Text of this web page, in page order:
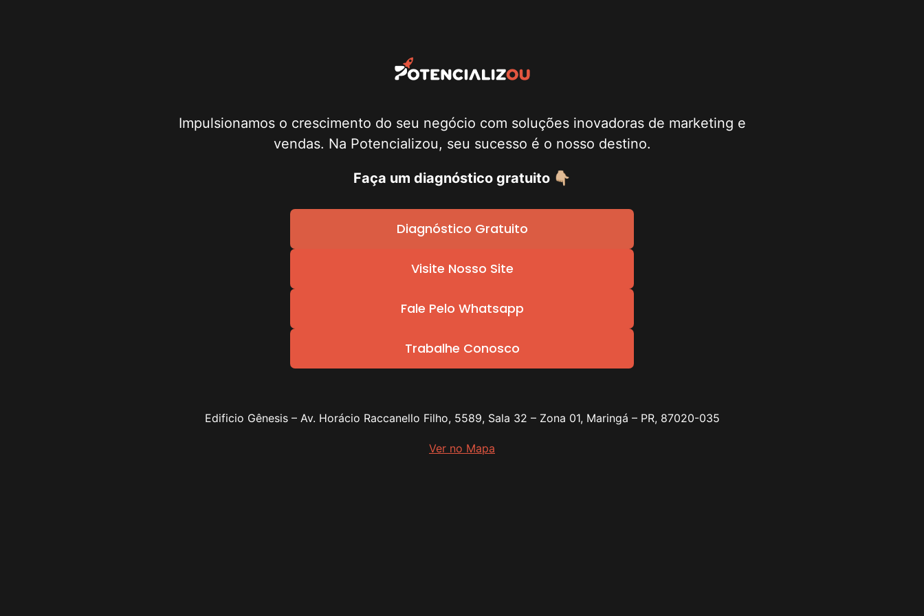
Impulsionamos o crescimento do seu negócio com soluções inovadoras de marketing e
vendas. Na Potencializou, seu sucesso é o nosso destino.
Faça um diagnóstico gratuito 👇🏼
Diagnóstico Gratuito
Visite Nosso Site
Fale Pelo Whatsapp
Trabalhe Conosco
Edificio Gênesis – Av. Horácio Raccanello Filho, 5589, Sala 32 – Zona 01, Maringá – PR, 87020-035
Ver no Mapa